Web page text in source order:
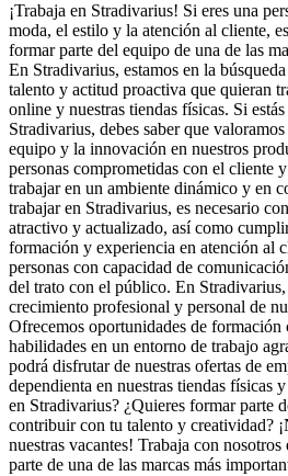
¡Trabaja en Stradivarius! Si eres una
moda, el estilo y la atención al cliente,
formar parte del equipo de una de las
En Stradivarius, estamos en la
talento y actitud proactiva que quieran
online y nuestras tiendas físicas. Si
Stradivarius, debes saber que
equipo y la innovación en nuestros
personas comprometidas con el cliente
trabajar en un ambiente dinámico y en
trabajar en Stradivarius, es necesario
atractivo y actualizado, así como
formación y experiencia en atención al
personas con capacidad de
del trato con el público. En
crecimiento profesional y personal de
Ofrecemos oportunidades de
habilidades en un entorno de trabajo
podrá disfrutar de nuestras ofertas de
dependienta en nuestras tiendas físicas
en Stradivarius? ¿Quieres formar parte
contribuir con tu talento y creatividad?
nuestras vacantes! Trabaja con
parte de una de las marcas más